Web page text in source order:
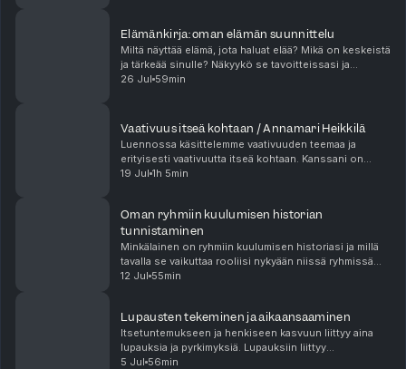
47:57 Oikeudenmukaisuuden haasteet
50:40 Stoalaisuuden suhde tunteiden merkitykseen
53:02 Yrityskulttuuri: järkevyys, maltti, rohkeus, oikeudenmukaisuus
1:08:14 Millainen olisi yritys, jota mitattaisiin mielenrauhan
1:10:02 Oman kuolevaisuuden muistaminen
Elämänkirja: oman elämän suunnittelu
Miltä näyttää elämä, jota haluat elää? Mikä on keskeistä
ja tärkeää sinulle? Näkyykö se tavoitteissasi ja
jatkuvassa tekemisessäsi? Tässä sisällössä käymme
26 Jul 59min
Vaativuus itseä kohtaan / Annamari Heikkilä
Luennossa käsittelemme vaativuuden teemaa ja
erityisesti vaativuutta itseä kohtaan. Kanssani on
keskustelemassa psykologi, psykoterapeutti, FT
19 Jul 1h 5min
Oman ryhmiin kuulumisen historian
tunnistaminen
Minkälainen on ryhmiin kuulumisen historiasi ja millä
tavalla se vaikuttaa rooliisi nykyään niissä ryhmissä
mihin kuulut? Millainen on roolisi töissä, perheen ja
12 Jul 55min
Lupausten tekeminen ja aikaansaaminen
Itsetuntemukseen ja henkiseen kasvuun liittyy aina
lupauksia ja pyrkimyksiä. Lupauksiin liittyy
tavoitteellisuutta, mutta myös vastuunoton vaikeutta
5 Jul 56min